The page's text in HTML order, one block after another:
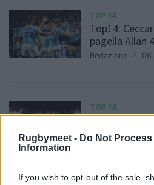
Rugbymeet - Do Not Process
Information
If you wish to opt-out of the sale,
TOP 14
Top14:
pagella Allan
Redazione /
TOP 14
La Rochelle
rugby italiano